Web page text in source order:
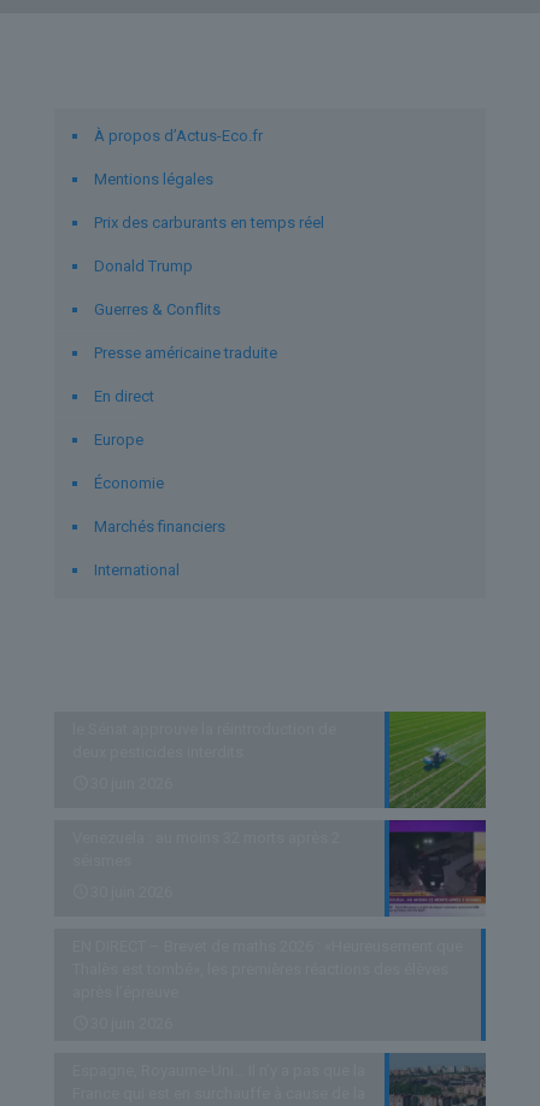
À propos d’Actus-Eco.fr
Mentions légales
Prix des carburants en temps réel
Donald Trump
Guerres & Conflits
Presse américaine traduite
En direct
Europe
Économie
Marchés financiers
International